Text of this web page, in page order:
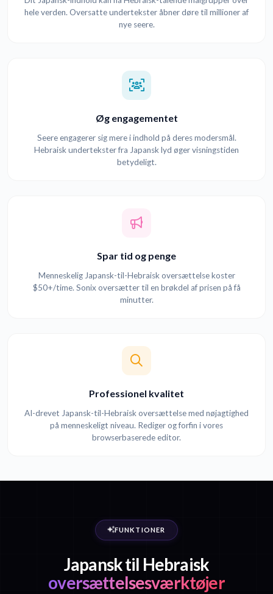
hele verden. Oversatte undertekster åbner døre til millioner af
nye seere.
Øg engagementet
Seere engagerer sig mere i indhold på deres modersmål.
Hebraisk undertekster fra Japansk lyd øger visningstiden
betydeligt.
Spar tid og penge
Menneskelig Japansk-til-Hebraisk oversættelse koster
$50+/time. Sonix oversætter til en brøkdel af prisen på få
minutter.
Professionel kvalitet
AI-drevet Japansk-til-Hebraisk oversættelse med nøjagtighed
på menneskeligt niveau. Rediger og forfin i vores
browserbaserede editor.
FUNKTIONER
Japansk til Hebraisk
oversættelsesværktøjer